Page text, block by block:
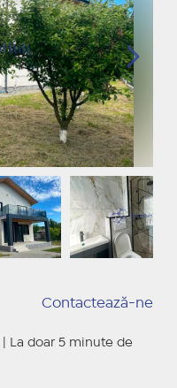
Contactează-ne
| La doar 5 minute de